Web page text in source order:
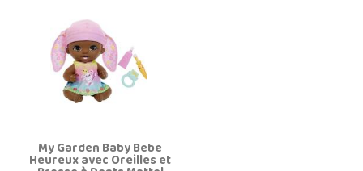
My Garden Baby Bebé
Heureux avec Oreilles et